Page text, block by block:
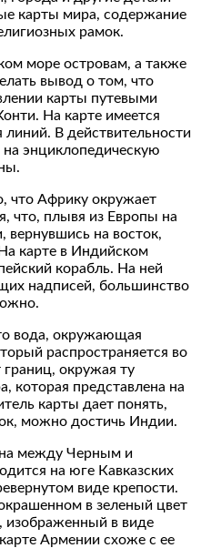
карты мира, содержание
рамок.
море островам, а также
вывод о том, что
карты путевыми
На карте имеется
В действительности
энциклопедическую
что Африку окружает
что, плывя из Европы на
на восток,
карте в Индийском
корабль. На ней
надписей, большинство
вода, окружающая
распространяется во
границ, окружая ту
которая представлена на
карты дает понять,
можно достичь Индии.
между Черным и
на юге Кавказских
виде крепости.
в зеленый цвет
изображенный в виде
Армении схоже с ее